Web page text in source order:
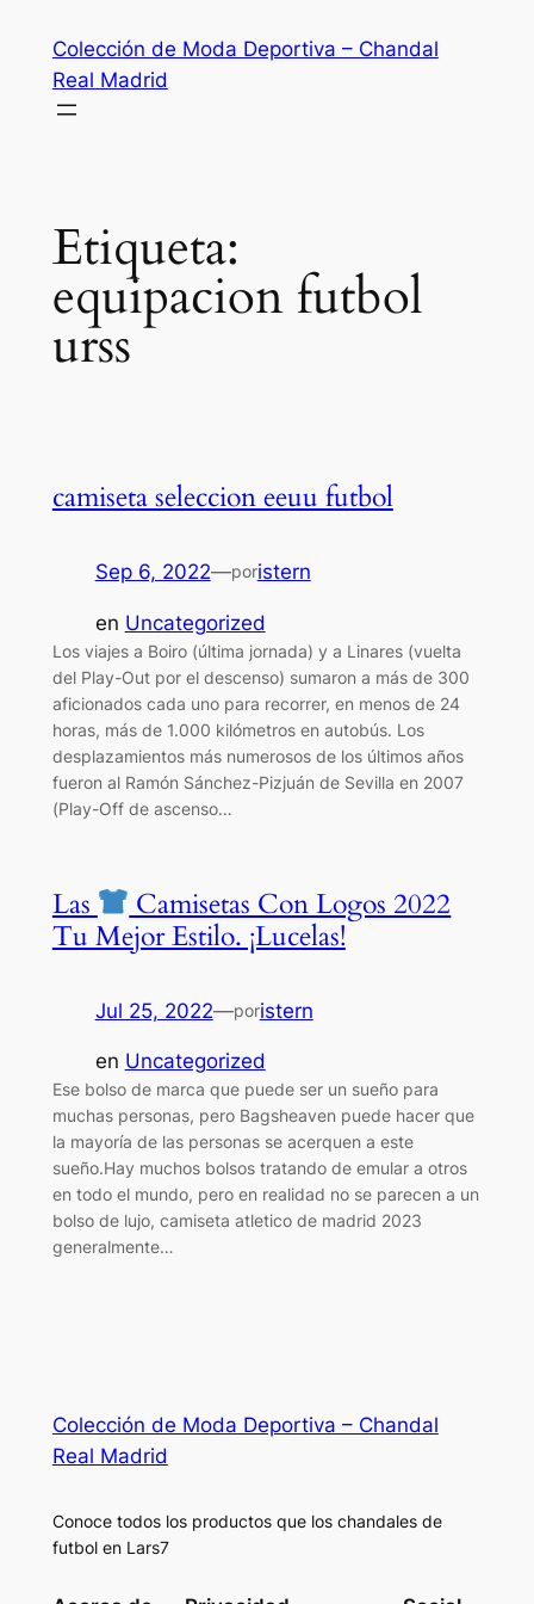
contenido
Colección de Moda Deportiva – Chandal
Real Madrid
Etiqueta:
equipacion futbol
urss
camiseta seleccion eeuu futbol
Sep 6, 2022—poristern
en Uncategorized
Los viajes a Boiro (última jornada) y a Linares (vuelta
del Play-Out por el descenso) sumaron a más de 300
aficionados cada uno para recorrer, en menos de 24
horas, más de 1.000 kilómetros en autobús. Los
desplazamientos más numerosos de los últimos años
fueron al Ramón Sánchez-Pizjuán de Sevilla en 2007
(Play-Off de ascenso…
Las
Camisetas Con Logos 2022
Tu Mejor Estilo. ¡Lucelas!
Jul 25, 2022—poristern
en Uncategorized
Ese bolso de marca que puede ser un sueño para
muchas personas, pero Bagsheaven puede hacer que
la mayoría de las personas se acerquen a este
sueño.Hay muchos bolsos tratando de emular a otros
en todo el mundo, pero en realidad no se parecen a un
bolso de lujo, camiseta atletico de madrid 2023
generalmente…
Colección de Moda Deportiva – Chandal
Real Madrid
Conoce todos los productos que los chandales de
futbol en Lars7